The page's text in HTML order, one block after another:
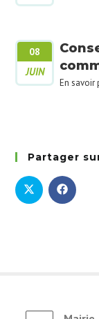
08
JUIN
En savoir
Partager